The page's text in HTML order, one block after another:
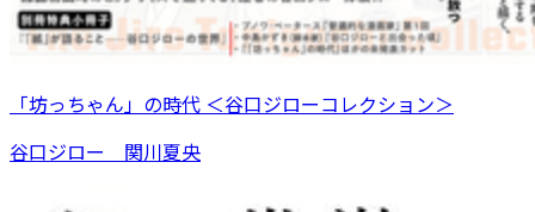
「坊っちゃん」の時代 ＜谷口ジローコレクション＞
谷口ジロー 関川夏央